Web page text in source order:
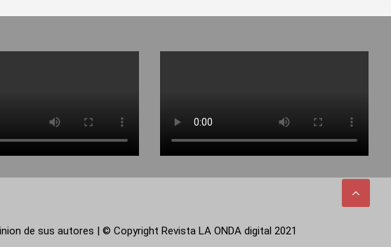
de sus autores | © Copyright Revista LA ONDA digital 2021